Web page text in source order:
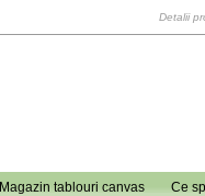
Detalii
Magazin tablouri canvas Ce